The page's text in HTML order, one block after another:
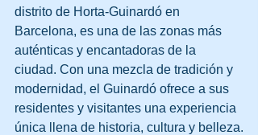
distrito de Horta-Guinardó en
Barcelona, es una de las zonas más
auténticas y encantadoras de la
ciudad. Con una mezcla de tradición y
modernidad, el Guinardó ofrece a sus
residentes y visitantes una experiencia
única llena de historia, cultura y belleza.